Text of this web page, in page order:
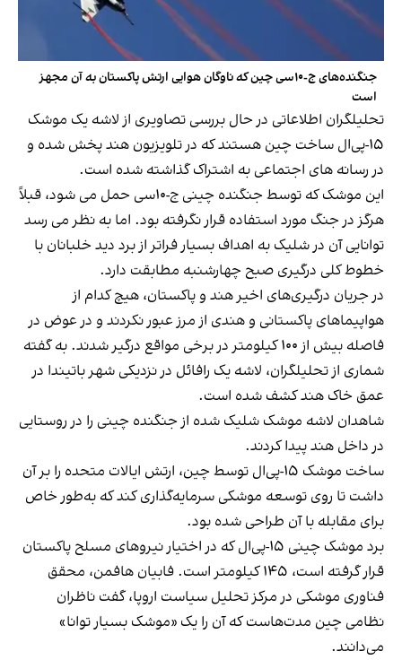
جنگنده‌های ج-۱۰‌سی چین که ناوگان هوایی ارتش پاکستان به آن مجهز
است
تحلیلگران اطلاعاتی در حال بررسی تصاویری از لاشه یک موشک
۱۵-پی‌ال ساخت چین هستند که در تلویزیون هند پخش شده و
در رسانه های اجتماعی به اشتراک گذاشته شده است.
این موشک که توسط جنگنده چینی ج‌-۱۰‌سی حمل می شود، قبلاً
هرگز در جنگ مورد استفاده قرار نگرفته بود. اما به نظر می رسد
توانایی آن در شلیک به اهداف بسیار فراتر از برد دید خلبانان با
خطوط کلی درگیری صبح چهارشنبه مطابقت دارد.
در جریان درگیری‌های اخیر هند و پاکستان،‌ هیچ کدام از
هواپیماهای پاکستانی و هندی از مرز عبور نکردند و در عوض در
فاصله بیش از ۱۰۰ کیلومتر در برخی مواقع درگیر شدند. به گفته
شماری از تحلیلگران، لاشه یک رافائل در نزدیکی شهر باتیندا در
عمق خاک هند کشف شده است.
شاهدان لاشه موشک شلیک شده از جنگنده چینی را در روستایی
در داخل هند پیدا کردند.
ساخت موشک ۱۵-پی‌ال توسط چین، ارتش ایالات متحده را بر آن
داشت تا روی توسعه موشکی سرمایه‌گذاری کند که به‌طور خاص
برای مقابله با آن طراحی شده بود.
برد موشک چینی ۱۵-پی‌ال که در اختیار نیروهای مسلح پاکستان
قرار گرفته است، ۱۴۵ کیلومتر است. فابیان هافمن، محقق
فناوری موشکی در مرکز تحلیل سیاست اروپا، گفت ناظران
نظامی چین مدت‌هاست که آن را یک «موشک بسیار توانا»
می‌دانند.